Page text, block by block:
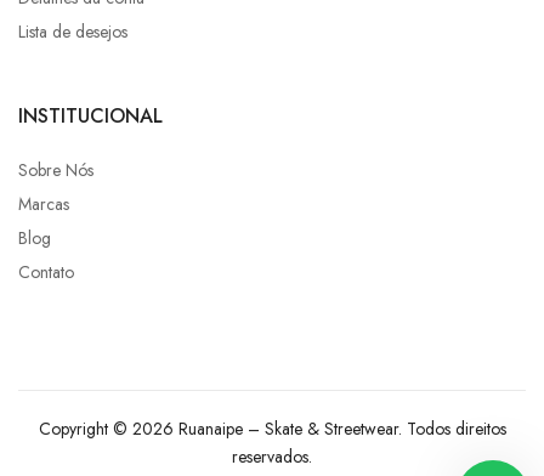
Lista de desejos
INSTITUCIONAL
Sobre Nós
Marcas
Blog
Contato
Copyright © 2026 Ruanaipe – Skate & Streetwear. Todos direitos
reservados.